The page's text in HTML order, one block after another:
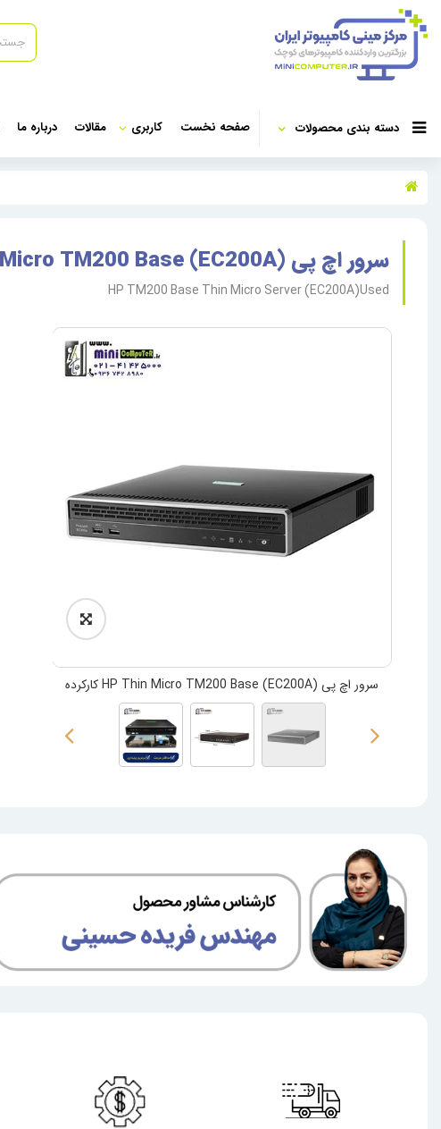
دسته بندی محصولات صفحه نخست کاربری مقالات درباره ما
سرور اچ پی (EC200A) HP Thin Micro TM200 Base کارکرده
HP TM200 Base Thin Micro Server (EC200A)Used
سرور اچ پی (EC200A) HP Thin Micro TM200 Base کارکرده